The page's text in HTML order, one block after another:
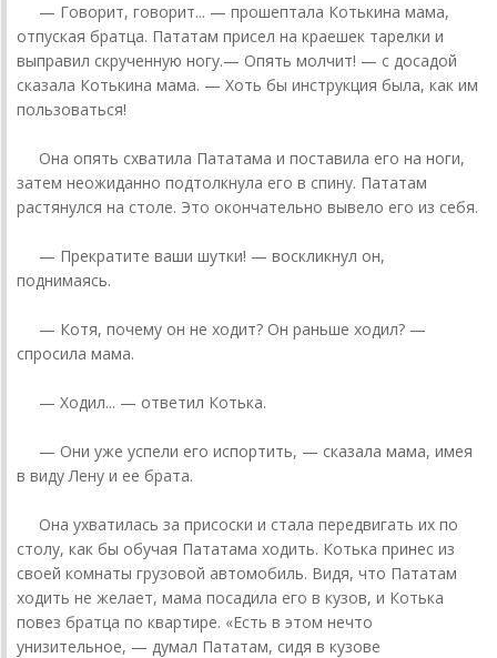
— Говорит, говорит... — прошептала Котькина мама,
отпуская братца. Пататам присел на краешек тарелки и
выправил скрученную ногу.— Опять молчит! — с досадой
сказала Котькина мама. — Хоть бы инструкция была, как им
пользоваться!
Она опять схватила Пататама и поставила его на ноги,
затем неожиданно подтолкнула его в спину. Пататам
растянулся на столе. Это окончательно вывело его из себя.
— Прекратите ваши шутки! — воскликнул он,
поднимаясь.
— Котя, почему он не ходит? Он раньше ходил? —
спросила мама.
— Ходил... — ответил Котька.
— Они уже успели его испортить, — сказала мама, имея
в виду Лену и ее брата.
Она ухватилась за присоски и стала передвигать их по
столу, как бы обучая Пататама ходить. Котька принес из
своей комнаты грузовой автомобиль. Видя, что Пататам
ходить не желает, мама посадила его в кузов, и Котька
повез братца по квартире. «Есть в этом нечто
унизительное, — думал Пататам, сидя в кузове